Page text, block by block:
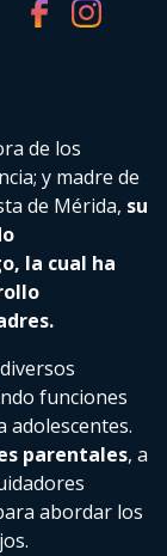
de los
y madre de
de Mérida, su
la cual ha
funciones
adolescentes.
parentales, a
abordar los